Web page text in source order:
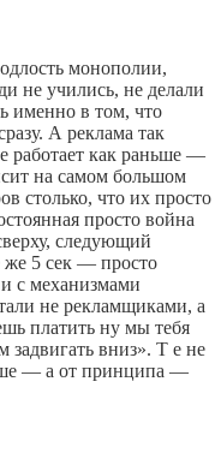
монополии,
не учились, не делали
именно в том, что
А реклама так
работает как раньше —
на самом большом
столько, что их просто
просто война
следующий
же 5 сек — просто
с механизмами
не рекламщиками, а
платить ну мы тебя
задвигать вниз». Т е не
— а от принципа —